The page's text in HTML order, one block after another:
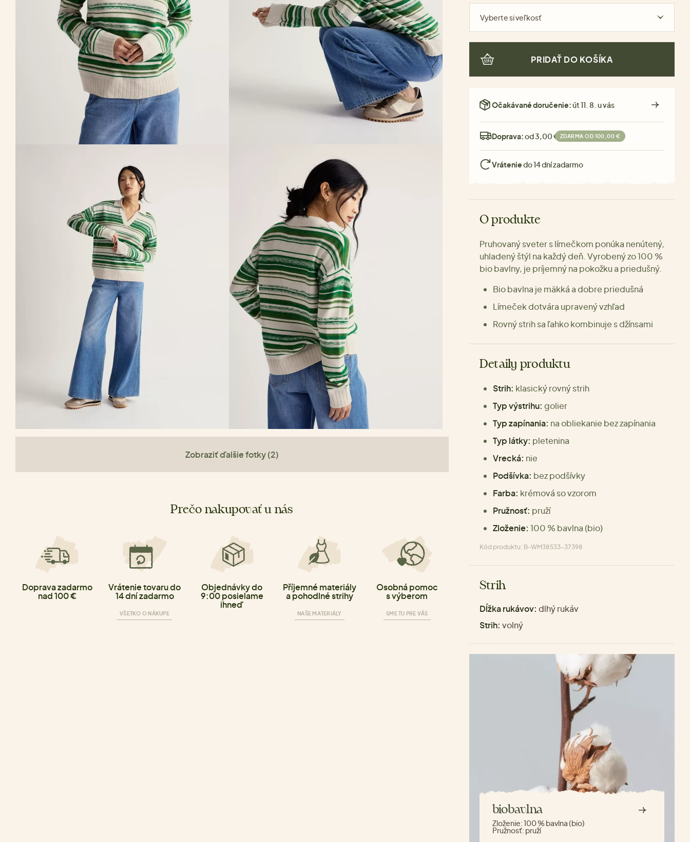
Zobraziť ďalšie fotky (2)
Prečo nakupovať u nás
Doprava zadarmo
nad 100 €
Vrátenie tovaru do
14 dní zadarmo
VŠETKO O NÁKUPE
Objednávky do
9:00 posielame
ihneď
Příjemné materiály
a pohodlné strihy
NAŠE MATERIÁLY
Osobná pomoc
s výberom
SME TU PRE VÁS
Vyberte si veľkosť
PRIDAŤ DO KOŠÍKA
Očakávané doručenie:út 11. 8. u vás
Doprava:od 3,00 € ZDARMA OD 100,00 €
Vráteniedo 14 dní zadarmo
O produkte
Pruhovaný sveter s límečkom ponúka nenútený,
uhladený štýl na každý deň. Vyrobený zo 100 %
bio bavlny, je príjemný na pokožku a priedušný.
Bio bavlna je mäkká a dobre priedušná
Límeček dotvára upravený vzhľad
Rovný strih sa ľahko kombinuje s džínsami
Detaily produktu
Strih: klasický rovný strih
Typ výstrihu: golier
Typ zapínania: na obliekanie bez zapínania
Typ látky: pletenina
Vrecká: nie
Podšívka: bez podšívky
Farba: krémová so vzorom
Pružnosť: pruží
Zloženie: 100 % bavlna (bio)
Kód produktu: B-WM38533-37398
Strih
Dĺžka rukávov: dlhý rukáv
Strih: volný
biobavlna
Zloženie:100 % bavlna (bio)
Pružnosť: pruží